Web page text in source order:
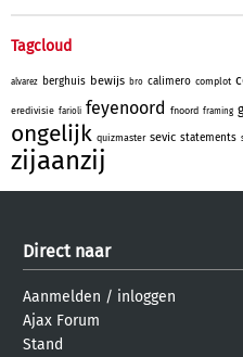
Tagcloud
alvarez berghuis bewijs bro calimero complot
eredivisie farioli feyenoord fnoord framing
ongelijk quizmaster sevic statements
zijaanzij
Direct naar
Aanmelden / inloggen
Ajax Forum
Stand